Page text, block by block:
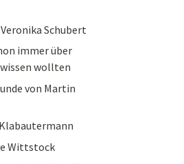
Schubert
immer über
wollten
von Martin
Wittstock